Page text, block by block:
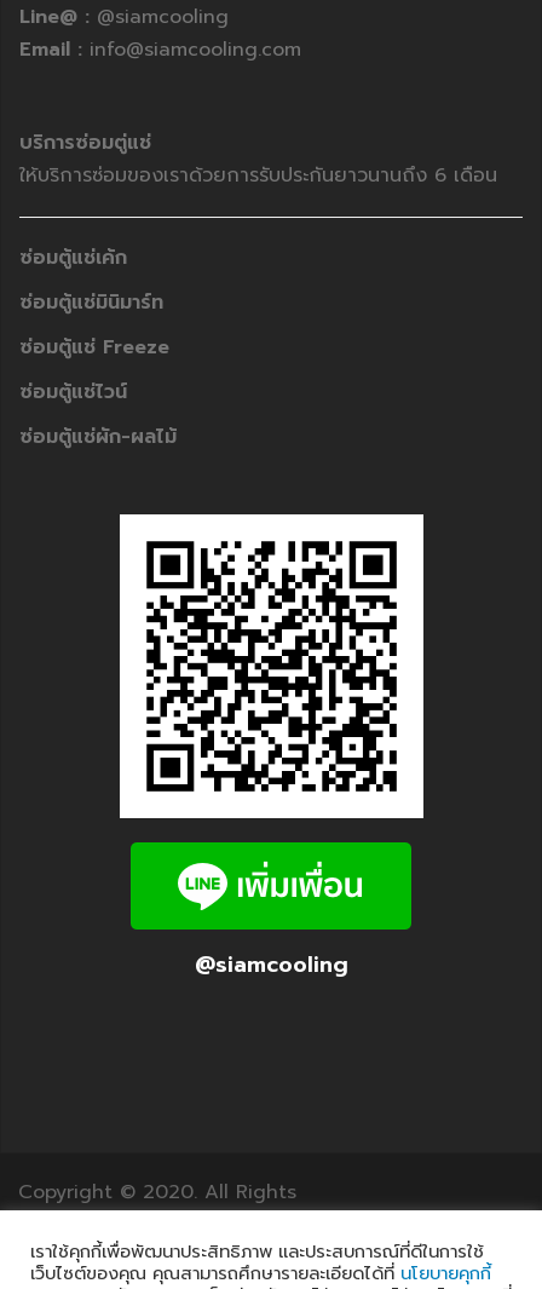
Line@ : @siamcooling
Email : info@siamcooling.com
บริการซ่อมตู่แช่
ให้บริการซ่อมของเราด้วยการรับประกันยาวนานถึง 6 เดือน
ซ่อมตู้แช่เค้ก
ซ่อมตู้แช่มินิมาร์ท
ซ่อมตู้แช่ Freeze
ซ่อมตู้แช่ไวน์
ซ่อมตู้แช่ผัก-ผลไม้
@siamcooling
Copyright © 2020. All Rights
Reserved.12Translation.com
เราใช้คุกกี้เพื่อพัฒนาประสิทธิภาพ และประสบการณ์ที่ดีในการใช้
เว็บไซต์ของคุณ คุณสามารถศึกษารายละเอียดได้ที่ นโยบายคุกกี้